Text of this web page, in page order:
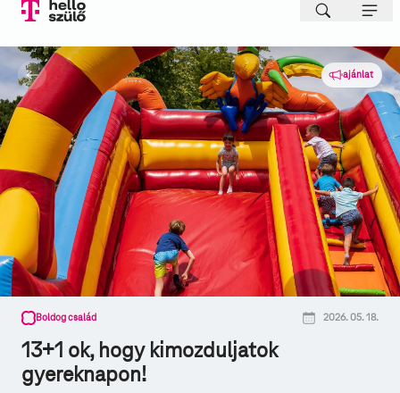
ajánlat
Boldog család 2026. 05. 18.
13+1 ok, hogy kimozduljatok
gyereknapon!